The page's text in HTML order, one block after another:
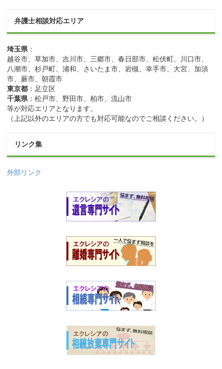
弁護士相談対応エリア
埼玉県 ：
越谷市、草加市、吉川市、三郷市、春日部市、松伏町、川口市、
八潮市、杉戸町、浦和、さいたま市、岩槻、幸手市、大宮、加須
市、蕨市、朝霞市
東京都 ：足立区
千葉県 ：松戸市、野田市、柏市、流山市
等が対応エリアとなります。
（上記以外のエリアの方でも対応可能なのでご相談ください。）
リンク集
外部リンク